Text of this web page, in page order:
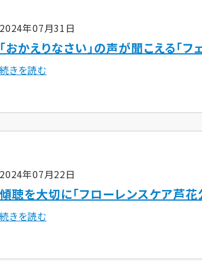
2024年07月31日
「おかえりなさい」の声が聞こえる「フ
続きを読む
2024年07月22日
傾聴を大切に「フローレンスケア芦花
続きを読む